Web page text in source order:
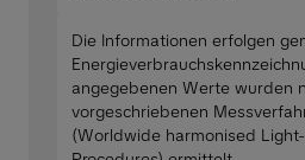
Die Informationen erfolgen
angegebenen Werte wurden
vorgeschriebenen
(Worldwide harmonised